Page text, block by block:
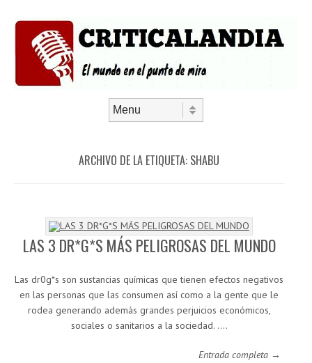
ARCHIVO DE LA ETIQUETA: SHABU
LAS 3 DR*G*S MÁS PELIGROSAS DEL MUNDO
Las dr0g*s son sustancias químicas que tienen efectos negativos
en las personas que las consumen así como a la gente que le
rodea generando además grandes perjuicios económicos,
sociales o sanitarios a la sociedad. .…
Entrada completa →